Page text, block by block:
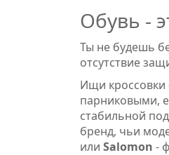
Обувь -
Ты не будешь
отсутствие
Ищи кроссовки
парниковыми,
стабильной
бренд, чьи
или Salomon -